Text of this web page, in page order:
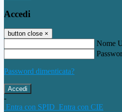
Accedi
button close ×
Nome
Password dimenticata?
-
Entra con SPID Entra con CIE